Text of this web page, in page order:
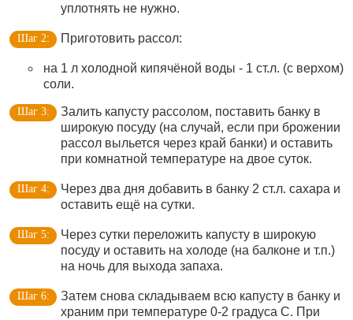
уплотнять не нужно.
Приготовить рассол:
на 1 л холодной кипячёной воды - 1 ст.л. (с верхом)
соли.
Залить капусту рассолом, поставить банку в
широкую посуду (на случай, если при брожении
рассол выльется через край банки) и оставить
при комнатной температуре на двое суток.
Через два дня добавить в банку 2 ст.л. сахара и
оставить ещё на сутки.
Через сутки переложить капусту в широкую
посуду и оставить на холоде (на балконе и т.п.)
на ночь для выхода запаха.
Затем снова складываем всю капусту в банку и
храним при температуре 0-2 градуса С. При